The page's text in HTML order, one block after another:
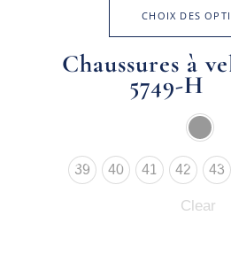
CHOIX DES
Chaussures à
5749-H
39 40 41 42 43
Clear